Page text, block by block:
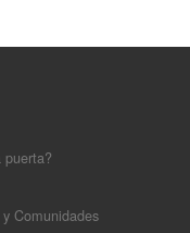
puerta?
Comunidades